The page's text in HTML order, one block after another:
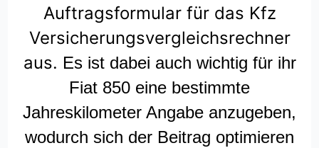
Auftragsformular für das Kfz
Versicherungsvergleichsrechner
aus. Es ist dabei auch wichtig für ihr
Fiat 850 eine bestimmte
Jahreskilometer Angabe anzugeben,
wodurch sich der Beitrag optimieren